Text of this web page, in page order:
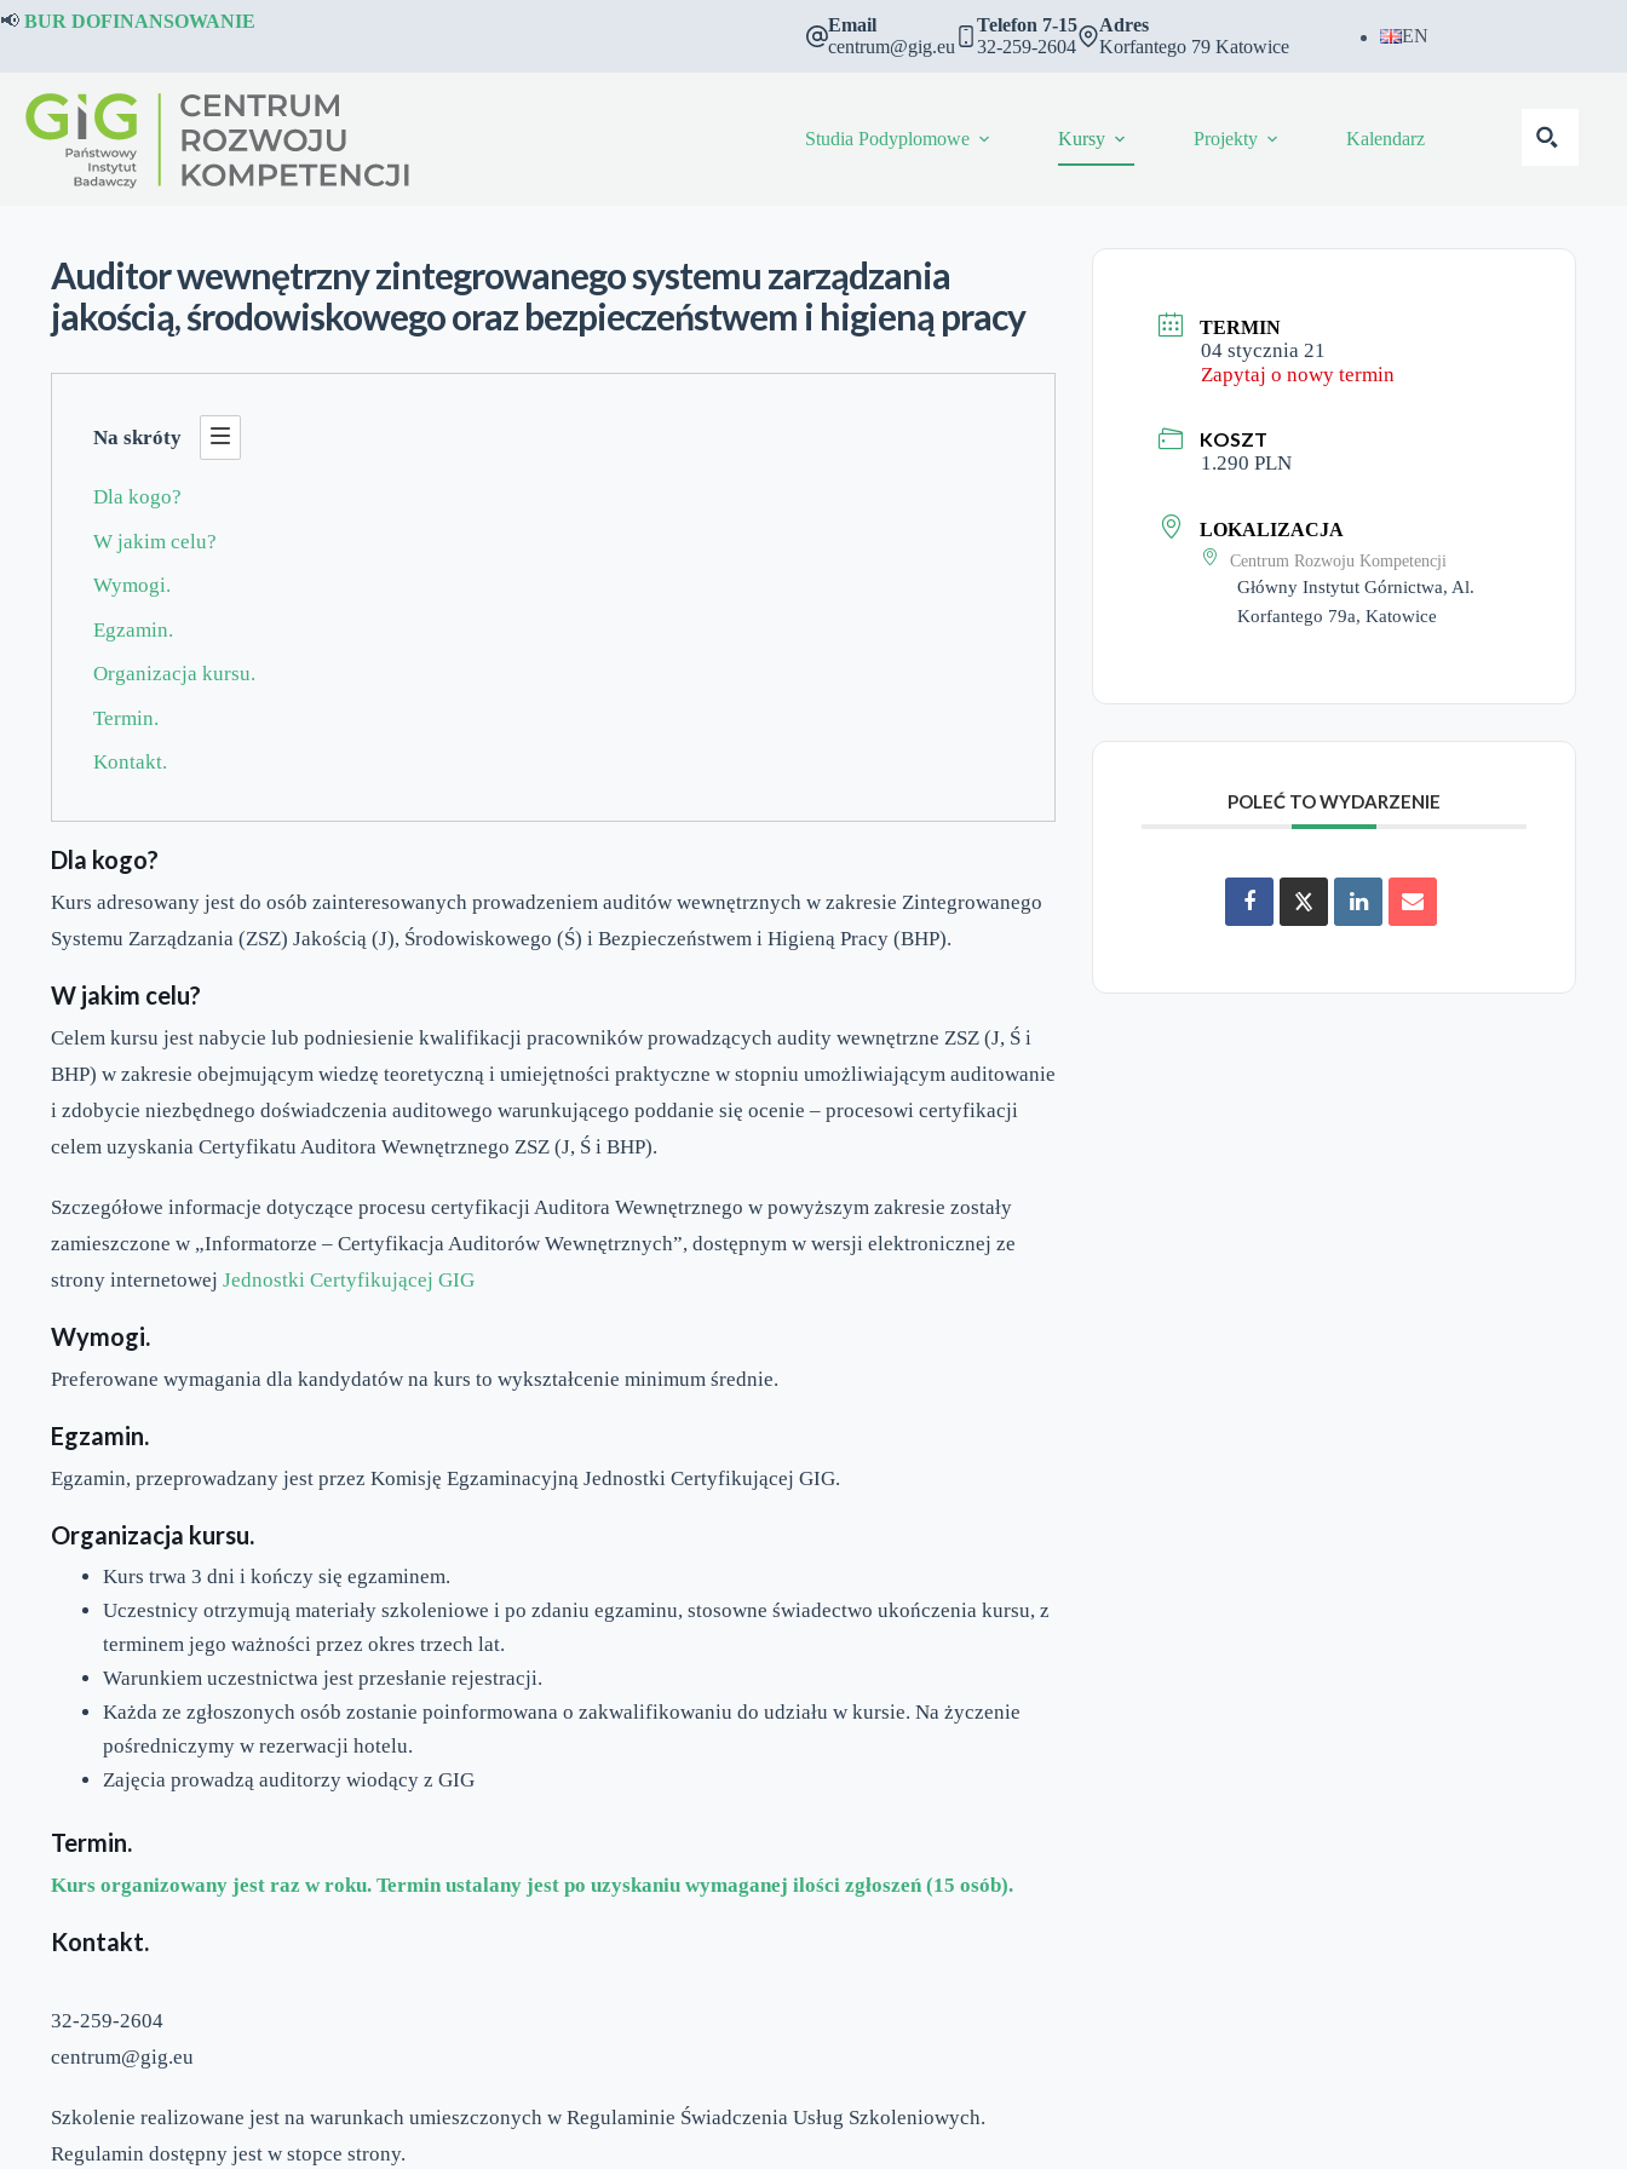
Przejdź
do
📢 BUR DOFINANSOWANIE
Email
centrum@gig.eu
Telefon 7-15
32-259-2604
Adres
Korfantego 79 Katowice
EN
Studia Podyplomowe Kursy Projekty Kalendarz
Auditor wewnętrzny zintegrowanego systemu zarządzania
jakością, środowiskowego oraz bezpieczeństwem i higieną pracy
Na skróty
Dla kogo?
W jakim celu?
Wymogi.
Egzamin.
Organizacja kursu.
Termin.
Kontakt.
Dla kogo?
Kurs adresowany jest do osób zainteresowanych prowadzeniem auditów wewnętrznych w zakresie Zintegrowanego
Systemu Zarządzania (ZSZ) Jakością (J), Środowiskowego (Ś) i Bezpieczeństwem i Higieną Pracy (BHP).
W jakim celu?
Celem kursu jest nabycie lub podniesienie kwalifikacji pracowników prowadzących audity wewnętrzne ZSZ (J, Ś i
BHP) w zakresie obejmującym wiedzę teoretyczną i umiejętności praktyczne w stopniu umożliwiającym auditowanie
i zdobycie niezbędnego doświadczenia auditowego warunkującego poddanie się ocenie – procesowi certyfikacji
celem uzyskania Certyfikatu Auditora Wewnętrznego ZSZ (J, Ś i BHP).
Szczegółowe informacje dotyczące procesu certyfikacji Auditora Wewnętrznego w powyższym zakresie zostały
zamieszczone w „Informatorze – Certyfikacja Auditorów Wewnętrznych”, dostępnym w wersji elektronicznej ze
strony internetowej Jednostki Certyfikującej GIG
Wymogi.
Preferowane wymagania dla kandydatów na kurs to wykształcenie minimum średnie.
Egzamin.
Egzamin, przeprowadzany jest przez Komisję Egzaminacyjną Jednostki Certyfikującej GIG.
Organizacja kursu.
Kurs trwa 3 dni i kończy się egzaminem.
Uczestnicy otrzymują materiały szkoleniowe i po zdaniu egzaminu, stosowne świadectwo ukończenia kursu, z
terminem jego ważności przez okres trzech lat.
Warunkiem uczestnictwa jest przesłanie rejestracji.
Każda ze zgłoszonych osób zostanie poinformowana o zakwalifikowaniu do udziału w kursie. Na życzenie
pośredniczymy w rezerwacji hotelu.
Zajęcia prowadzą auditorzy wiodący z GIG
Termin.
Kurs organizowany jest raz w roku. Termin ustalany jest po uzyskaniu wymaganej ilości zgłoszeń (15 osób).
Kontakt.
32-259-2604
centrum@gig.eu
Szkolenie realizowane jest na warunkach umieszczonych w Regulaminie Świadczenia Usług Szkoleniowych.
Regulamin dostępny jest w stopce strony.
TERMIN
04 stycznia 21
Zapytaj o nowy termin
KOSZT
1.290 PLN
LOKALIZACJA
Centrum Rozwoju Kompetencji
Główny Instytut Górnictwa, Al.
Korfantego 79a, Katowice
POLEĆ TO WYDARZENIE